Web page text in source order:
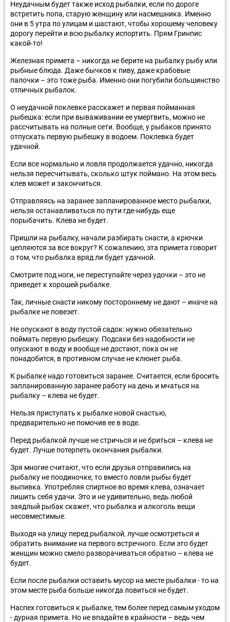
Неудачным будет также исход рыбалки, если по дороге
встретить попа, старую женщину или насмешника. Именно
они в 5 утра по улицам и шастают, чтобы хорошему человеку
дорогу перейти и всю рыбалку испортить. Прям Гринпис
какой-то!
Железная примета – никогда не берите на рыбалку рыбу или
рыбные блюда. Даже бычков к пиву, даже крабовые
палочки – это тоже рыба. Именно они погубили большинство
отличных рыбалок.
О неудачной поклевке расскажет и первая пойманная
рыбешка: если при вываживании ее умертвить, можно не
рассчитывать на полные сети. Вообще, у рыбаков принято
отпускать первую рыбешку в водоем. Поклевка будет
удачной.
Если все нормально и ловля продолжается удачно, никогда
нельзя пересчитывать, сколько штук поймано. На этом весь
клев может и закончиться.
Отправляясь на заранее запланированное место рыбалки,
нельзя останавливаться по пути где-нибудь еще
порыбачить. Клева не будет.
Пришли на рыбалку, начали разбирать снасти, а крючки
цепляются за все вокруг? К сожалению, эта примета говорит
о том, что рыбалка вряд ли будет удачной.
Смотрите под ноги, не переступайте через удочки – это не
приведет к хорошей рыбалке.
Так, личные снасти никому постороннему не дают – иначе на
рыбалке не повезет.
Не опускают в воду пустой садок: нужно обязательно
поймать первую рыбешку. Подсаки без надобности не
опускают в воду и вообще не достают, пока он не
понадобится, в противном случае не клюнет рыба.
К рыбалке надо готовиться заранее. Считается, если бросить
запланированную заранее работу на день и мчаться на
рыбалку – клева не будет.
Нельзя приступать к рыбалке новой снастью,
предварительно не помочив ее в воде.
Перед рыбалкой лучше не стричься и не бриться – клева не
будет. Лучше потерпеть окончания рыбалки.
Зря многие считают, что если друзья отправились на
рыбалку не поодиночке, то вместо ловли рыбы будет
выпивка. Употребляя спиртное во время клева, означает
лишить себя удачи. Это и не удивительно, ведь любой
заядлый рыбак скажет, что рыбалка и алкоголь вещи
несовместимые.
Выходя на улицу перед рыбалкой, лучше осмотреться и
обратить внимание на первого встречного. Если это будет
женщин можно смело разворачиваться обратно – клева не
будет.
Если после рыбалки оставить мусор на месте рыбалки - то на
этом месте рыба больше никогда ловиться не будет.
Наспех готовиться к рыбалке, тем более перед самым уходом
- дурная примета. Но не впадайте в крайности – ведь чем